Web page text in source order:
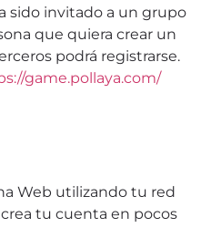
sido invitado a un grupo
que quiera crear un
podrá registrarse.
game.pollaya.com/
Web utilizando tu red
tu cuenta en pocos